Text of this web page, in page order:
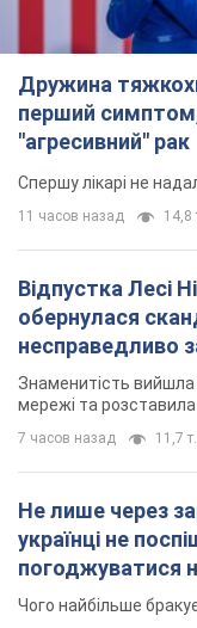
Дружина
перший симптом,
"агресивний" рак
Спершу лікарі не
11 часов назад 14,8
Відпустка Лесі
обернулася
несправедливо
Знаменитість вийшла
мережі та розставила
7 часов назад 11,7 т.
Не лише через
українці не
погоджуватися
Чого найбільше